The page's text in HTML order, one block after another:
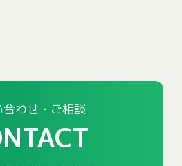
合わせ・ご相談